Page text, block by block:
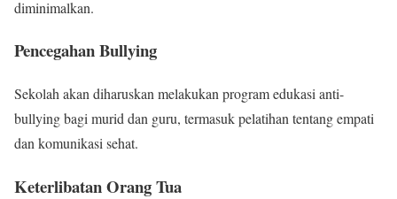
diminimalkan.
Pencegahan Bullying
Sekolah akan diharuskan melakukan program edukasi anti-
bullying bagi murid dan guru, termasuk pelatihan tentang empati
dan komunikasi sehat.
Keterlibatan Orang Tua